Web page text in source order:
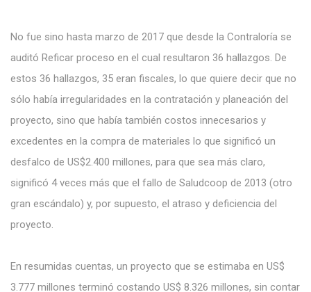
No fue sino hasta marzo de 2017 que desde la Contraloría se
auditó Reficar proceso en el cual resultaron 36 hallazgos. De
estos 36 hallazgos, 35 eran fiscales, lo que quiere decir que no
sólo había irregularidades en la contratación y planeación del
proyecto, sino que había también costos innecesarios y
excedentes en la compra de materiales lo que significó un
desfalco de US$2.400 millones, para que sea más claro,
significó 4 veces más que el fallo de Saludcoop de 2013 (otro
gran escándalo) y, por supuesto, el atraso y deficiencia del
proyecto.
En resumidas cuentas, un proyecto que se estimaba en US$
3.777 millones terminó costando US$ 8.326 millones, sin contar